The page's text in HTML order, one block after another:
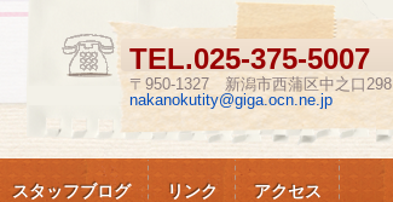
TEL.025-375-5007
〒950-1327 新潟市西蒲区中之口298
nakanokutity@giga.ocn.ne.jp
スタッフブログ リンク アクセス